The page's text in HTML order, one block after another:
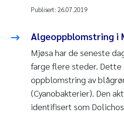
Publisert: 26.07.2019
Algeoppblomstring i
Mjøsa har de seneste
farge flere steder. Dette
oppblomstring av
(Cyanobakterier). Den
identifisert som